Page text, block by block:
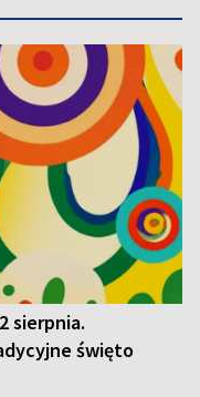
sierpnia.
święto